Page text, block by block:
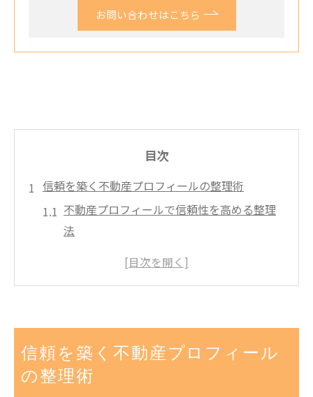
お問い合わせはこちら
目次
信頼を築く不動産プロフィールの整理術
不動産プロフィールで信頼性を高める整理
法
プロフィールシート作成の基本と注意点を
個人属性を活かす不動産プロフィールのま
とめ方
実績や経歴を伝える不動産プロフィールの
信頼を築く不動産プロフィール
の整理術